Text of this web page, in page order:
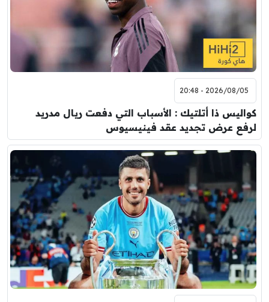
2026/08/05 - 20:48
كواليس ذا أتلتيك : الأسباب التي دفعت ريال مدريد
لرفع عرض تجديد عقد فينيسيوس